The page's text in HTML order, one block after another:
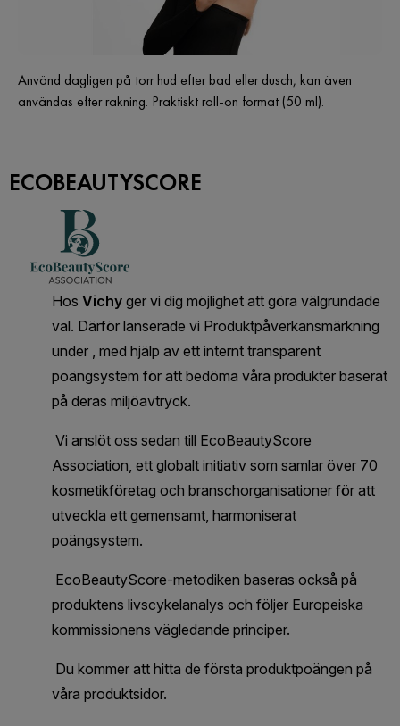
Använd dagligen på torr hud efter bad eller dusch, kan även
användas efter rakning. Praktiskt roll-on format (50 ml).
ECOBEAUTYSCORE